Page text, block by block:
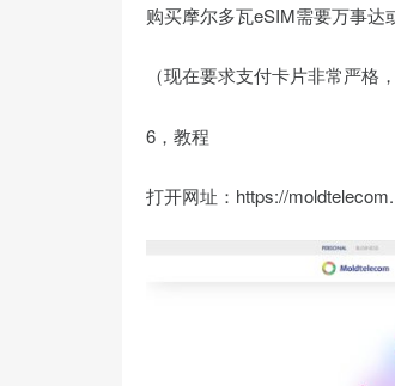
购买摩尔多瓦eSIM需要万事达
（现在要求支付卡片非常严格
6，教程
打开网址：https://